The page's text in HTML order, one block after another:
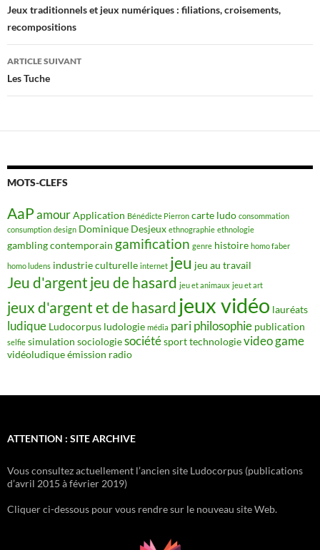
des
articles
Jeux traditionnels et jeux numériques : filiations, croisements,
recompositions
ARTICLE SUIVANT
Les Tuche
MOTS-CLEFS
AaPamourApplication Bénédicte Pierron carte ludo consommation
consumption design Dominique Desjeux ethnographie ethnologie
gambling contemporain gamification genre histoire homo faber
homo ludens industrie culturelle internet jeu jeu au travail
Jeu d'argent jeu de hasard jeu et animaux jeu et art
jeux d'argent et de hasard jeux vidéo lauréats
ludique Ludocorpus ludologie média pariphilosophie publication
selfie simulation sociologiesociétésporttechnologievideo game
vidéoludiqueémission radio
ATTENTION : SITE ARCHIVE
Vous consultez actuellement l’ancien site Ludocorpus (publications
d’avril 2015 à février 2019)
Cliquer ci-dessous pour vous rendre sur le nouveau site Web.